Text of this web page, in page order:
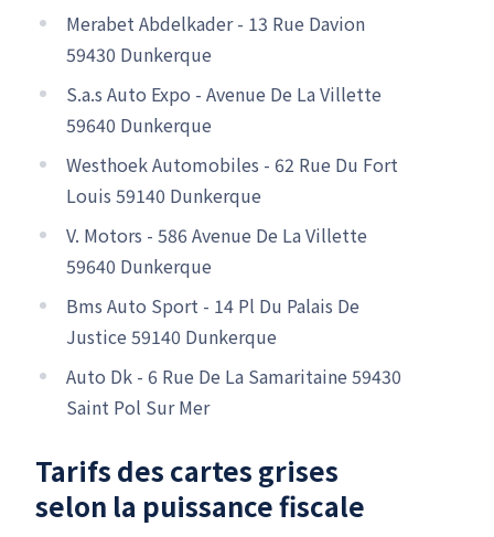
Merabet Abdelkader - 13 Rue Davion
59430 Dunkerque
S.a.s Auto Expo - Avenue De La Villette
59640 Dunkerque
Westhoek Automobiles - 62 Rue Du Fort
Louis 59140 Dunkerque
V. Motors - 586 Avenue De La Villette
59640 Dunkerque
Bms Auto Sport - 14 Pl Du Palais De
Justice 59140 Dunkerque
Auto Dk - 6 Rue De La Samaritaine 59430
Saint Pol Sur Mer
Tarifs des cartes grises
selon la puissance fiscale